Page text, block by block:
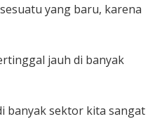
yang baru, karena
jauh di banyak
banyak sektor kita sangat